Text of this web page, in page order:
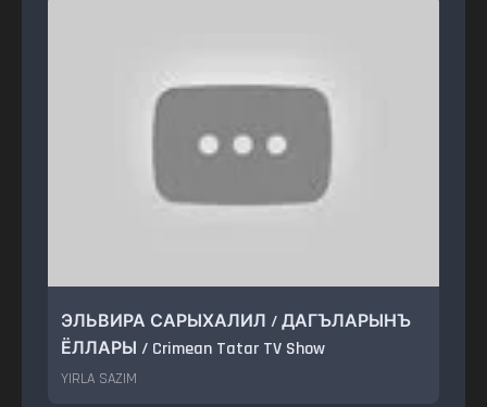
ЭЛЬВИРА САРЫХАЛИЛ / ДАГЪЛАРЫНЪ
ЁЛЛАРЫ / Crimean Tatar TV Show
YIRLA SAZIM